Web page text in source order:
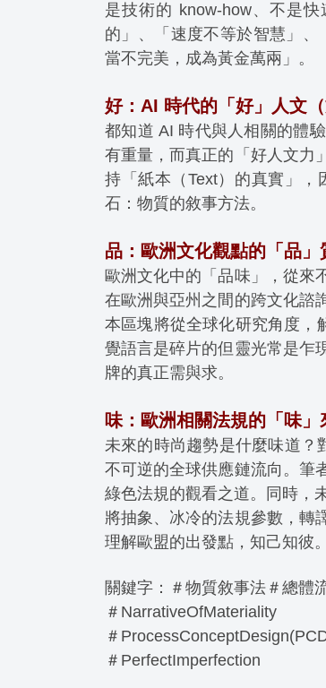
是技術的 know-how、不是
的」、「速度不等於智慧」、
當不完美，成為黃金萬兩」。
好：AI 時代的「好」人文（
都知道 AI 時代與人相關的體
有重量，而真正的「好人文力
持「紙本（Text）的真實」
石：物質的敘事方法。
品：歐洲文化觀點的「品
歐洲文化中的「品味」，從來
在歐洲與亞州之間的跨文化諮
本區塊將從全球化研究角度，
覺語言是碎片的但靈光常是乍
牌的真正需與求。
味：歐洲相關法規的「味
未來的時尚趨勢是什麼味道？
不可逆的全球供應鏈流向。筆
綠色法規的觀看之道。同時，
將抽象、冰冷的法規參數，轉
理解歐盟的出發點，知己知彼
關鍵字：＃物質敘事法＃總體
＃NarrativeOfMateriality
＃
＃PerfectImperfection